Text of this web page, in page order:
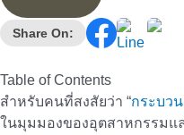
Share On:
Table of Contents
สำหรับคนที่สงสัยว่า “กระบว
ในมุมมองของอุตสาหกรรมแ